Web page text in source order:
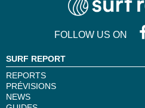
FOLLOW US ON
SURF REPORT
REPORTS
PRÉVISIONS
NEWS